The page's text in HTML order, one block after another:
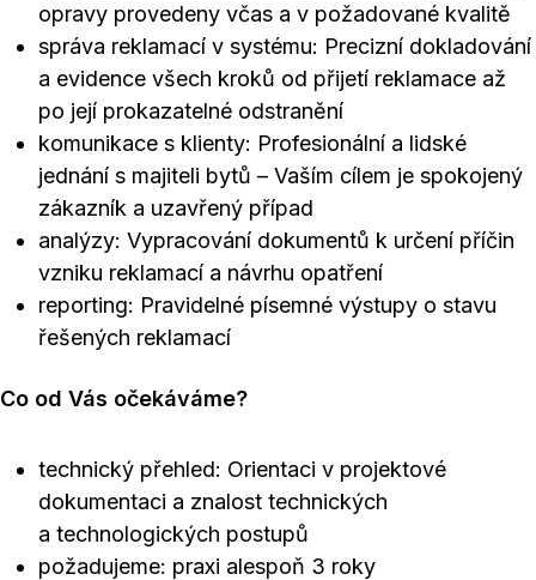
opravy provedeny včas a v požadované kvalitě
správa reklamací v systému: Precizní dokladování
a evidence všech kroků od přijetí reklamace až
po její prokazatelné odstranění
komunikace s klienty: Profesionální a lidské
jednání s majiteli bytů – Vaším cílem je spokojený
zákazník a uzavřený případ
analýzy: Vypracování dokumentů k určení příčin
vzniku reklamací a návrhu opatření
reporting: Pravidelné písemné výstupy o stavu
řešených reklamací
Co od Vás očekáváme?
technický přehled: Orientaci v projektové
dokumentaci a znalost technických
a technologických postupů
požadujeme: praxi alespoň 3 roky